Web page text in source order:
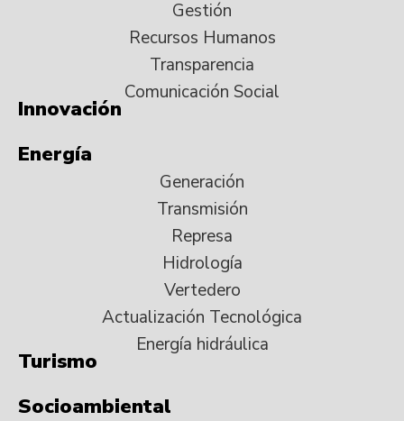
Gestión
Recursos Humanos
Transparencia
Comunicación Social
Innovación
Energía
Generación
Transmisión
Represa
Hidrología
Vertedero
Actualización Tecnológica
Energía hidráulica
Turismo
Socioambiental